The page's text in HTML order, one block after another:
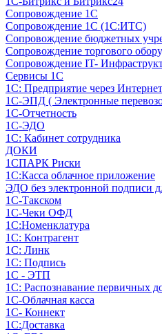
Сопровождение 1С
Сопровождение 1С (1С:ИТС)
Сопровождение бюджетных
Сопровождение торгового
Сопровождение IT-
Сервисы 1С
1С: Предприятие через
1С-ЭПД ( Электронные
1С-Отчетность
1С-ЭДО
1С: Кабинет сотрудника
ДОКИ
1СПАРК Риски
1С:Касса облачное приложение
ЭДО без электронной подписи
1С-Такском
1С-Чеки ОФД
1С:Номенклатура
1С: Контрагент
1С: Линк
1С: Подпись
1С - ЭТП
1С: Распознавание первичных
1С-Облачная касса
1С- Коннект
1С:Доставка